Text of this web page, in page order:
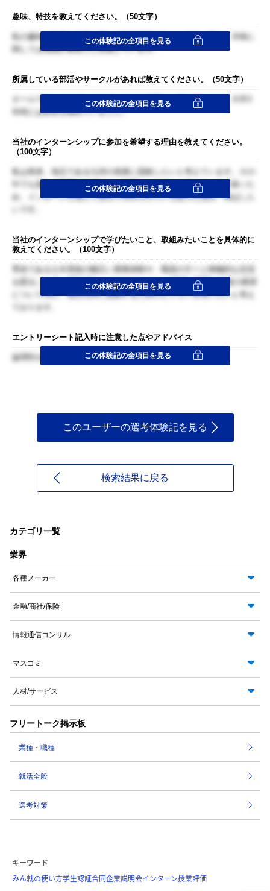
趣味、特技を教えてください。（50文字）
私の趣味は友達を自宅に招いて映画鑑賞することです。特に、洋画に
関しては知識が豊富だと自負しています。
この体験記の全項目を見る
所属している部活やサークルがあれば教えてください。（50文字）
オールラウンドスポーツのサークルを先輩と一緒に立ち上げ、大学3
年時には部長を務めていました。
この体験記の全項目を見る
当社のインターンシップに参加を希望する理由を教えてください。
（100文字）
私は将来、地元である九州の発展に貢献したいと考えています。その
中でも貴社の事業は九州の人々の暮らしを大きく支えるものが多いた
め、インターンを通じて貴社で求められている能力を掴み、伸ばした
この体験記の全項目を見る
当社のインターンシップで学びたいこと、取組みたいことを具体的に
教えてください。（100文字）
専攻である土木系統の幅広い業務体験や、職員の方々と積極的な交流
を図ることで、JR九州ならではのやりがい、現状の課題や今後の展望
について学び、地元九州に貢献するためのビジョンを培いたいと考え
この体験記の全項目を見る
エントリーシート記入時に注意した点やアドバイス
論理性を重視した。 この体験記の全項目を見る
このユーザーの選考体験記を見る
検索結果に戻る
カテゴリ一覧
業界
各種メーカー
金融/商社/保険
情報通信コンサル
マスコミ
人材/サービス
フリートーク掲示板
業種・職種
就活全般
選考対策
キーワード
みん就の使い方学生認証合同企業説明会インターン授業評価